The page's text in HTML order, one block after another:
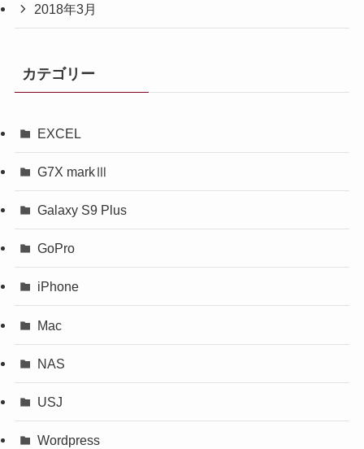
2018年3月
カテゴリー
EXCEL
G7X markⅢ
Galaxy S9 Plus
GoPro
iPhone
Mac
NAS
USJ
Wordpress